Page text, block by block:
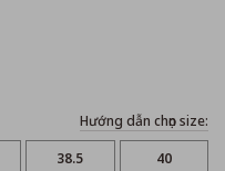
Hướng dẫn chọn size:
38.5 40